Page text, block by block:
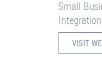
Small
VISIT